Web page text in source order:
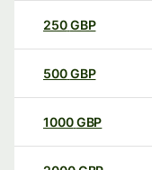
250GBP
500GBP
1000GBP